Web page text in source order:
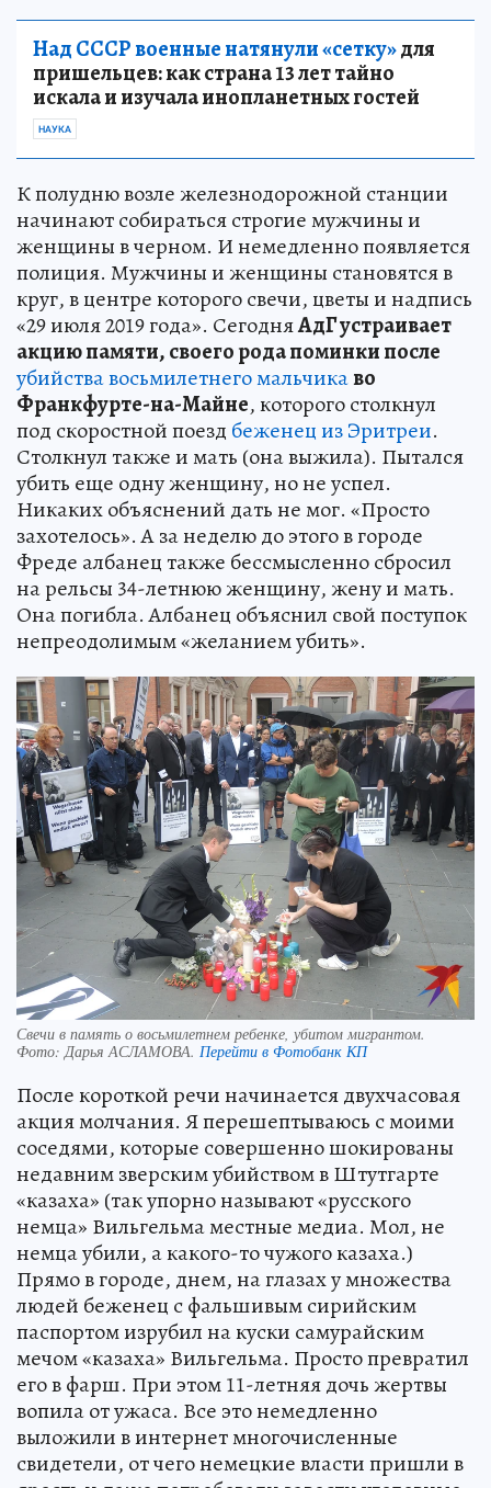
Над СССР военные натянули «сетку»для
пришельцев: как страна 13 лет тайно
искала и изучала инопланетных гостей
НАУКА
К полудню возле железнодорожной станции
начинают собираться строгие мужчины и
женщины в черном. И немедленно появляется
полиция. Мужчины и женщины становятся в
круг, в центре которого свечи, цветы и надпись
«29 июля 2019 года». СегодняАдГ устраивает
акцию памяти, своего рода поминки после
убийства восьмилетнего мальчикаво
Франкфурте-на-Майне, которого столкнул
под скоростной поезд беженец из Эритреи.
Столкнул также и мать (она выжила). Пытался
убить еще одну женщину, но не успел.
Никаких объяснений дать не мог. «Просто
захотелось». А за неделю до этого в городе
Фреде албанец также бессмысленно сбросил
на рельсы 34-летнюю женщину, жену и мать.
Она погибла. Албанец объяснил свой поступок
непреодолимым «желанием убить».
Свечи в память о восьмилетнем ребенке, убитом мигрантом.
Фото:Дарья АСЛАМОВА. Перейти в Фотобанк КП
После короткой речи начинается двухчасовая
акция молчания. Я перешептываюсь с моими
соседями, которые совершенно шокированы
недавним зверским убийством в Штутгарте
«казаха» (так упорно называют «русского
немца» Вильгельма местные медиа. Мол, не
немца убили, а какого-то чужого казаха.)
Прямо в городе, днем, на глазах у множества
людей беженец с фальшивым сирийским
паспортом изрубил на куски самурайским
мечом «казаха» Вильгельма. Просто превратил
его в фарш. При этом 11-летняя дочь жертвы
вопила от ужаса. Все это немедленно
выложили в интернет многочисленные
свидетели, от чего немецкие власти пришли в